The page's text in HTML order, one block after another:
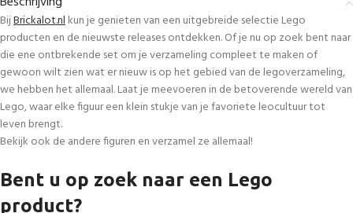
BijBrickalot.nlkun je genieten van een uitgebreide selectie Lego
producten en de nieuwste releases ontdekken. Of je nu op zoek bent naar
die ene ontbrekende set om je verzameling compleet te maken of
gewoon wilt zien wat er nieuw is op het gebied van de legoverzameling,
we hebben het allemaal. Laat je meevoeren in de betoverende wereld van
Lego, waar elke figuur een klein stukje van je favoriete leocultuur tot
leven brengt.
Bekijk ook de andere figuren en verzamel ze allemaal!
Bent u op zoek naar een Lego
product?